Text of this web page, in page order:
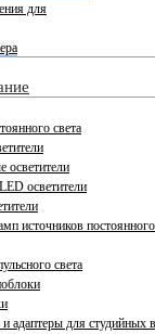
для
света
осветители
осветители
источников постоянного
света
адаптеры для студийных